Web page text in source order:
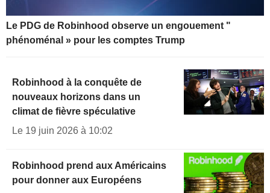
Le PDG de Robinhood observe un engouement "
phénoménal » pour les comptes Trump
Robinhood à la conquête de
nouveaux horizons dans un
climat de fièvre spéculative
Le 19 juin 2026 à 10:02
Robinhood prend aux Américains
pour donner aux Européens